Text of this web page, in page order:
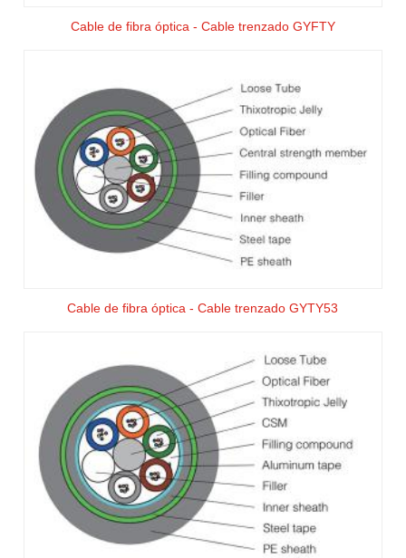
Cable de fibra óptica - Cable trenzado GYFTY
Cable de fibra óptica - Cable trenzado GYTY53